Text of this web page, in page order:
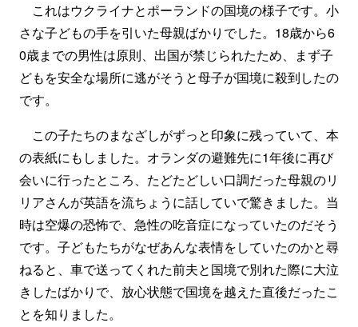
これはウクライナとポーランドの国境の様子です。小
さな子どもの手を引いた母親ばかりでした。18歳から6
0歳までの男性は原則、出国が禁じられたため、まず子
どもを安全な場所に逃がそうと母子が国境に殺到したの
です。
この子たちのまなざしがずっと印象に残っていて、本
の表紙にもしました。オランダの避難先に1年後に再び
会いに行ったところ、たどたどしい口調だった母親のリ
リアさんが英語を流ちょうに話していで驚きました。当
時は空爆の恐怖で、急性の吃音症になっていたのだそう
です。子どもたちがなぜあんな表情をしていたのかと尋
ねると、車で送ってくれた前夫と国境で別れた際に大泣
きしたばかりで、放心状態で国境を越えた直後だったこ
とを知りました。